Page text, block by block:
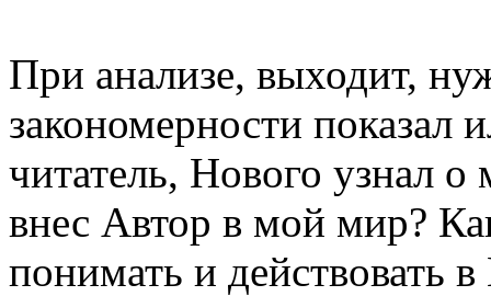
При анализе, выходит,
закономерности показал
читатель, Нового узнал
внес Автор в мой мир?
понимать и действовать